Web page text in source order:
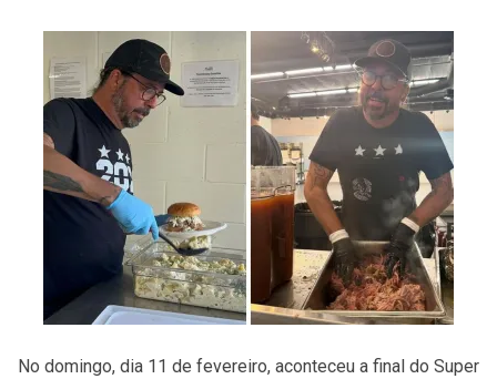
No domingo, dia 11 de fevereiro, aconteceu a final do Super